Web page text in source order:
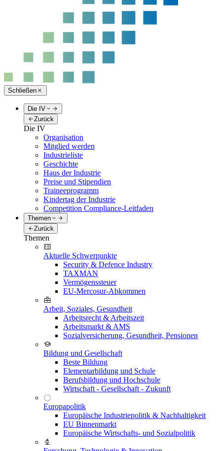
Schließen
Die IV
Zurück
Die IV
Organisation
Mitglied werden
Industrieliste
Geschichte
Haus der Industrie
Preise und Stipendien
Traineeprogramm
Kindertag der Industrie
Competition Compliance-Leitfaden
Themen
Zurück
Themen
Aktuelle Schwerpunkte
Security & Defence Industry
TAXMAN
Vermögenssteuer
EU-Mercosur-Abkommen
Arbeit, Soziales, Gesundheit
Arbeitsrecht & Arbeitszeit
Arbeitsmarkt & AMS
Sozialversicherung, Gesundheit, Pensionen
Bildung und Gesellschaft
Beste Bildung
Elementarbildung und Schule
Berufsbildung und Hochschule
Wirtschaft - Gesellschaft - Zukunft
Europapolitik
Europäische Industriepolitik & Nachhaltigkeit
EU Binnenmarkt
Europäische Wirtschafts- und Sozialpolitik